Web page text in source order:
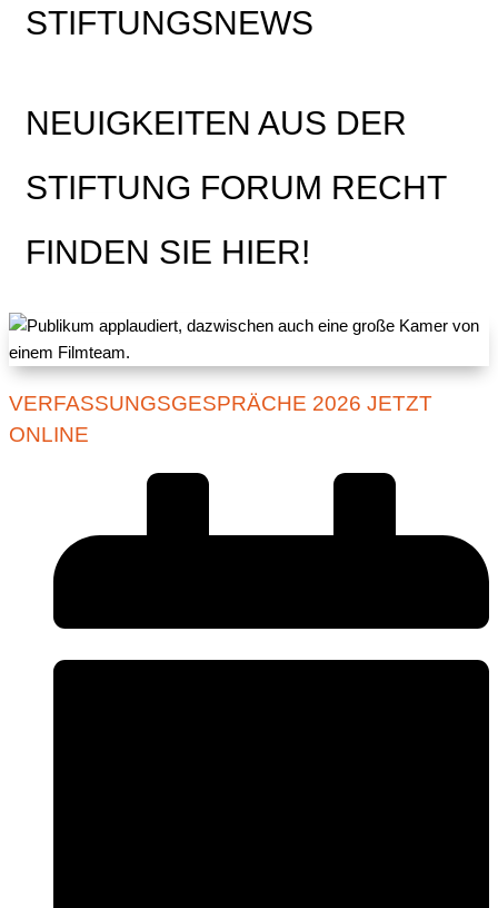
STIFTUNGSNEWS
NEUIGKEITEN AUS DER
STIFTUNG FORUM RECHT
FINDEN SIE HIER!
VERFASSUNGSGESPRÄCHE 2026 JETZT
ONLINE